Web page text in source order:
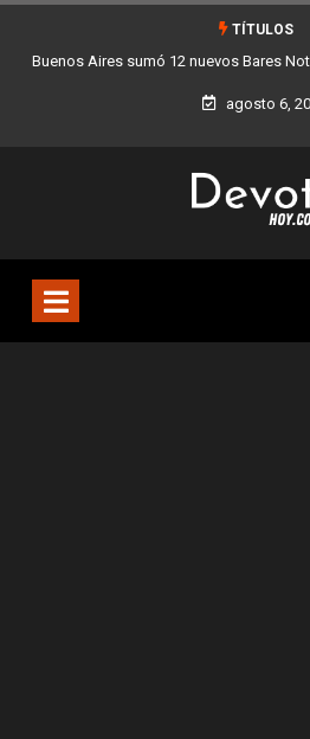
TÍTULOS
Buenos Aires sumó 12 nuevos Bares
Ciudad
agosto 6,